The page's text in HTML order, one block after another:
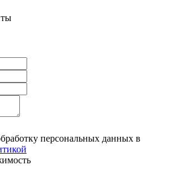
персональных данных в